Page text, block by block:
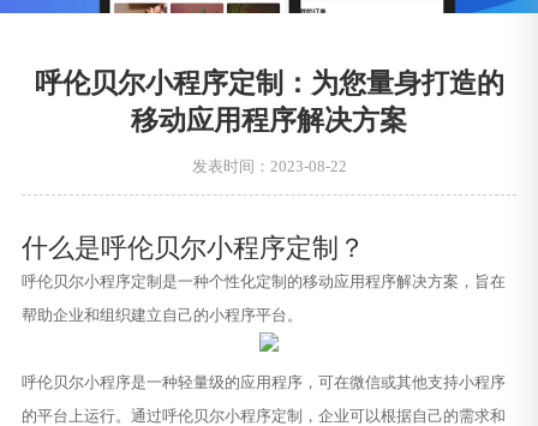
呼伦贝尔小程序定制：为您量身打造的
移动应用程序解决方案
发表时间：2023-08-22
什么是呼伦贝尔小程序定制？
呼伦贝尔小程序定制是一种个性化定制的移动应用程序解决方案，旨在
帮助企业和组织建立自己的小程序平台。
呼伦贝尔小程序是一种轻量级的应用程序，可在微信或其他支持小程序
的平台上运行。通过呼伦贝尔小程序定制，企业可以根据自己的需求和